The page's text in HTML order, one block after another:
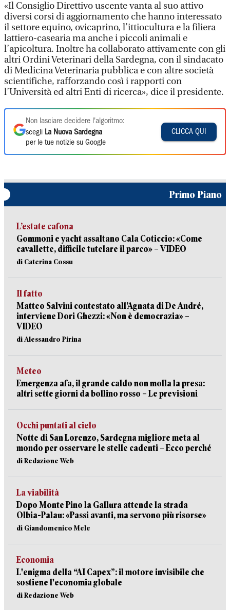
«Il Consiglio Direttivo uscente vanta al suo attivo
diversi corsi di aggiornamento che hanno interessato
il settore equino, ovicaprino, l’ittiocultura e la filiera
lattiero-casearia ma anche i piccoli animali e
l’apicoltura. Inoltre ha collaborato attivamente con gli
altri Ordini Veterinari della Sardegna, con il sindacato
di Medicina Veterinaria pubblica e con altre società
scientifiche, rafforzando così i rapporti con
l’Università ed altri Enti di ricerca», dice il presidente.
Non lasciare decidere l'algoritmo:
scegli La Nuova Sardegna
per le tue notizie su Google
CLICCA QUI
Primo Piano
L’estate cafona
Gommoni e yacht assaltano Cala Coticcio: «Come
cavallette, difficile tutelare il parco» – VIDEO
di Caterina Cossu
Il fatto
Matteo Salvini contestato all’Agnata di De André,
interviene Dori Ghezzi: «Non è democrazia» –
VIDEO
di Alessandro Pirina
Meteo
Emergenza afa, il grande caldo non molla la presa:
altri sette giorni da bollino rosso – Le previsioni
Occhi puntati al cielo
Notte di San Lorenzo, Sardegna migliore meta al
mondo per osservare le stelle cadenti – Ecco perché
di Redazione Web
La viabilità
Dopo Monte Pino la Gallura attende la strada
Olbia-Palau: «Passi avanti, ma servono più risorse»
di Giandomenico Mele
Economia
L'enigma della “AI Capex”: il motore invisibile che
sostiene l'economia globale
di Redazione Web